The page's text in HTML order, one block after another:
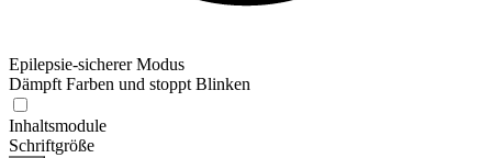
Epilepsie-sicherer Modus
Dämpft Farben und stoppt Blinken
Inhaltsmodule
Schriftgröße